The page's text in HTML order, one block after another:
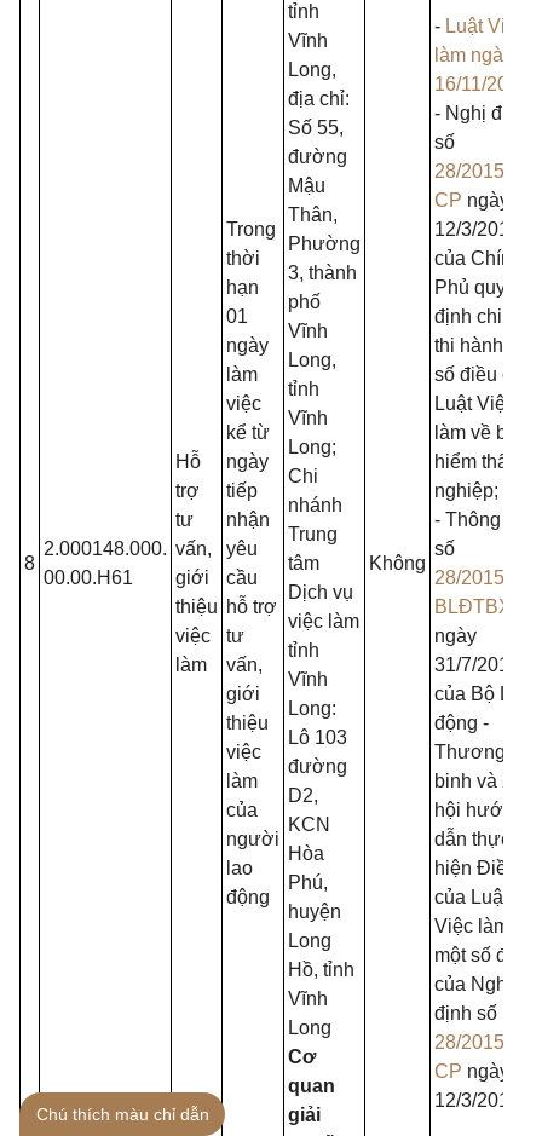
8
2.000148.000.
00.00.H61
Hỗ
trợ
tư
vấn,
giới
thiệu
việc
làm
Trong
thời
hạn
01
ngày
làm
việc
kể từ
ngày
tiếp
nhận
yêu
cầu
hỗ trợ
tư
vấn,
giới
thiệu
việc
làm
của
người
lao
động
tỉnh
Vĩnh
Long,
địa chỉ:
Số 55,
đường
Mậu
Thân,
Phường
3, thành
phố
Vĩnh
Long,
tỉnh
Vĩnh
Long;
Chi
nhánh
Trung
tâm
Dịch vụ
việc làm
tỉnh
Vĩnh
Long:
Lô 103
đường
D2,
KCN
Hòa
Phú,
huyện
Long
Hồ, tỉnh
Vĩnh
Long
Cơ
quan
giải
Không
- Luật Việc
làm ngày
16/11/2013
- Nghị định
số
28/2015/
CP ngày
12/3/2015
của Chính
Phủ quy
định chi tiết
thi hành một
số điều của
Luật Việc
làm về bảo
hiểm thất
nghiệp;
- Thông tư
số
28/2015/TT-
BLĐTBXH
ngày
31/7/2015
của Bộ Lao
động -
Thương
binh và Xã
hội hướng
dẫn thực
hiện Điều
của Luật
Việc làm và
một số điều
của Nghị
định số
28/2015/
CP ngày
12/3/2015
Chú thích màu chỉ dẫn